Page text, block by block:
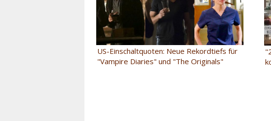
US-Einschaltquoten: Neue Rekordtiefs für
"Vampire Diaries" und "The Originals"